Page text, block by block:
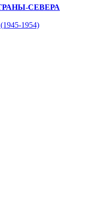
СЕВЕРА
1954)